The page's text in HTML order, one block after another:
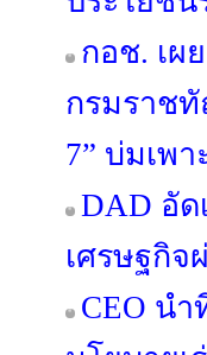
กอช. เผ
กรมราช
7” บ่มเพ
DAD อัด
เศรษฐกิจ
CEO น